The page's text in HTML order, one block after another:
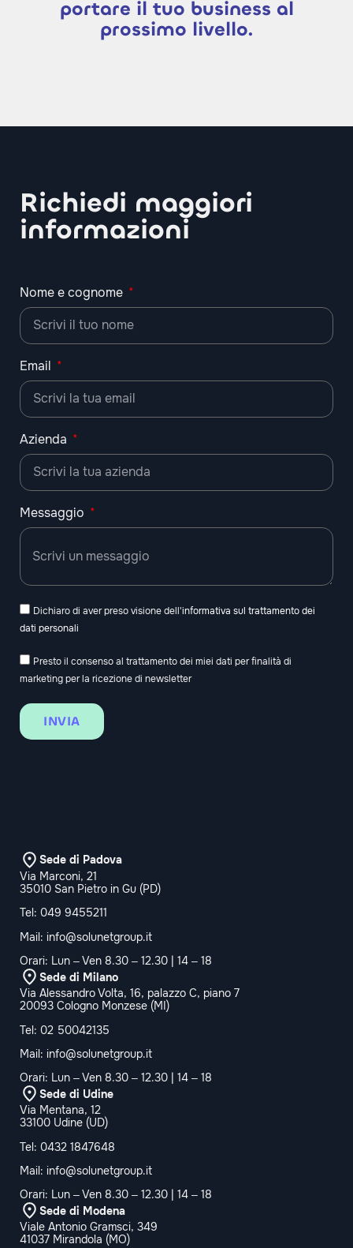
portare il tuo business al
prossimo livello.
Richiedi maggiori
informazioni
Nome e cognome
Email
Azienda
Messaggio
Dichiaro di aver preso visione dell'informativa sul trattamento dei
dati personali
Presto il consenso al trattamento dei miei dati per finalità di
marketing per la ricezione di newsletter
INVIA
Sede di Padova
Via Marconi, 21
35010 San Pietro in Gu (PD)
Tel: 049 9455211
Mail: info@solunetgroup.it
Orari: Lun – Ven 8.30 – 12.30 | 14 – 18
Sede di Milano
Via Alessandro Volta, 16, palazzo C, piano 7
20093 Cologno Monzese (MI)
Tel: 02 50042135
Mail: info@solunetgroup.it
Orari: Lun – Ven 8.30 – 12.30 | 14 – 18
Sede di Udine
Via Mentana, 12
33100 Udine (UD)
Tel: 0432 1847648
Mail: info@solunetgroup.it
Orari: Lun – Ven 8.30 – 12.30 | 14 – 18
Sede di Modena
Viale Antonio Gramsci, 349
41037 Mirandola (MO)